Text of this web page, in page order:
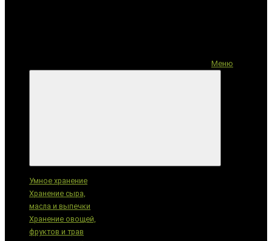
Меню
Умное хранение
Хранение сыра,
масла и выпечки
Хранение овощей,
фруктов и трав